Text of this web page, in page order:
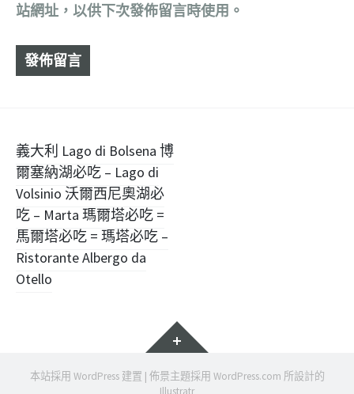
站網址，以供下次發佈留言時使用。
文
章
導
覽
義大利 Lago di Bolsena 博
爾塞納湖必吃 – Lago di
Volsinio 沃爾西尼奧湖必
吃 – Marta 瑪爾塔必吃 =
馬爾塔必吃 = 瑪塔必吃 –
Ristorante Albergo da
Otello
小
工
具
本站採用 WordPress 建置 | 佈景主題採用 WordPress.com 所設計的
Illustratr